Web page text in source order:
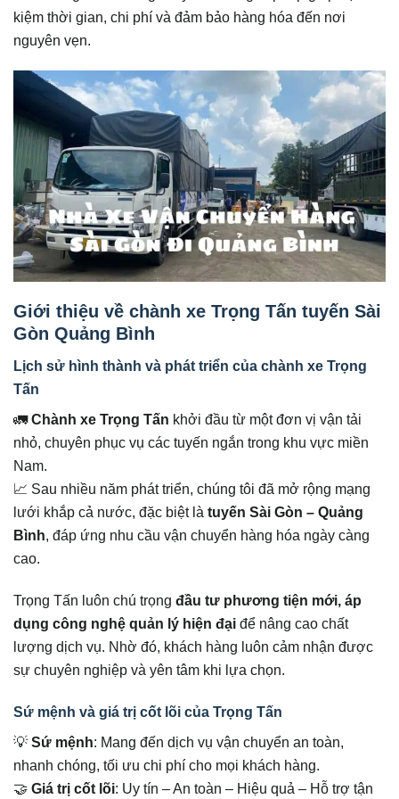
kiệm thời gian, chi phí và đảm bảo hàng hóa đến nơi
nguyên vẹn.
Giới thiệu về chành xe Trọng Tấn tuyến Sài
Gòn Quảng Bình
Lịch sử hình thành và phát triển của chành xe Trọng
Tấn
🚛Chành xe Trọng Tấn khởi đầu từ một đơn vị vận tải
nhỏ, chuyên phục vụ các tuyến ngắn trong khu vực miền
Nam.
📈 Sau nhiều năm phát triển, chúng tôi đã mở rộng mạng
lưới khắp cả nước, đặc biệt là tuyến Sài Gòn – Quảng
Bình, đáp ứng nhu cầu vận chuyển hàng hóa ngày càng
cao.
Trọng Tấn luôn chú trọng đầu tư phương tiện mới, áp
dụng công nghệ quản lý hiện đại để nâng cao chất
lượng dịch vụ. Nhờ đó, khách hàng luôn cảm nhận được
sự chuyên nghiệp và yên tâm khi lựa chọn.
Sứ mệnh và giá trị cốt lõi của Trọng Tấn
💡Sứ mệnh: Mang đến dịch vụ vận chuyển an toàn,
nhanh chóng, tối ưu chi phí cho mọi khách hàng.
🤝 Giá trị cốt lõi: Uy tín – An toàn – Hiệu quả – Hỗ trợ tận